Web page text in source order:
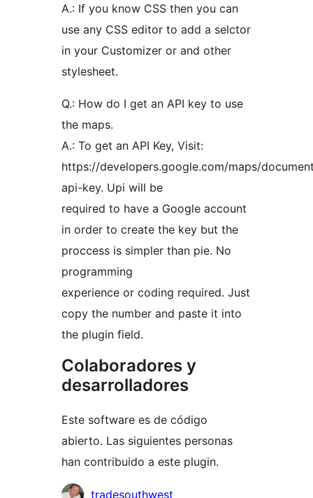
A.: If you know CSS then you can
use any CSS editor to add a selctor
in your Customizer or and other
stylesheet.
Q.: How do I get an API key to use
the maps.
A.: To get an API Key, Visit:
https://developers.google.com/maps/
api-key. Upi will be
required to have a Google account
in order to create the key but the
proccess is simpler than pie. No
programming
experience or coding required. Just
copy the number and paste it into
the plugin field.
Colaboradores y
desarrolladores
Este software es de código
abierto. Las siguientes personas
han contribuido a este plugin.
Colaboradores
tradesouthwest